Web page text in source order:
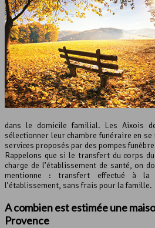
dans le domicile familial. Les Aixois
sélectionner leur chambre funéraire en
services proposés par des pompes
Rappelons que si le transfert du corps
charge de l’établissement de santé, on
mentionne : transfert effectué à la
l’établissement, sans frais pour la famille.
A combien est estimée une
Provence